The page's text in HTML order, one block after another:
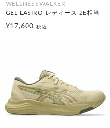
WELLNESSWALKER
GEL-LASIRO レディース 2E相当
¥17,600税込